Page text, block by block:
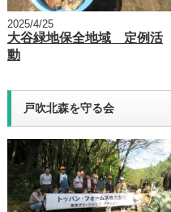
2025/4/25
大谷緑地保全地域 定例活
動
戸吹北森を守る会